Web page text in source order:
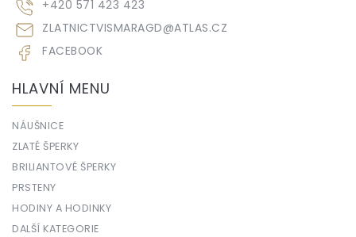
ZLATNICTVISMARAGD@ATLAS.CZ
+420 571 423 423
FACEBOOK
HLAVNÍ MENU
NÁUŠNICE
ZLATÉ ŠPERKY
BRILIANTOVÉ ŠPERKY
PRSTENY
HODINY A HODINKY
DALŠÍ KATEGORIE